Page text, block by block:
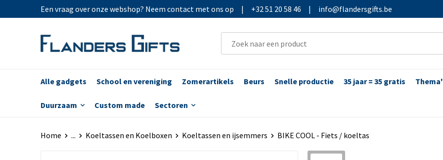
Een vraag over onze webshop? Neem contact met ons op | +32 51 20 58 46 | info@flandersgifts.be
Alle gadgets School en vereniging Zomerartikels Beurs Snelle productie 35 jaar = 35 gratis
Duurzaam Custom made Sectoren
Home ... Koeltassen en Koelboxen Koeltassen en ijsemmers BIKE COOL - Fiets / koeltas